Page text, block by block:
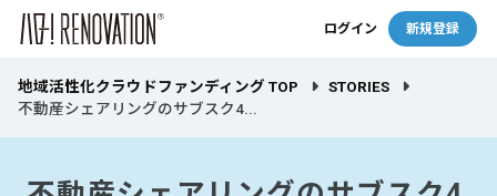
ログイン 新規登録
地域活性化クラウドファンディング TOP
STORIES
不動産シェアリングのサブスク4...